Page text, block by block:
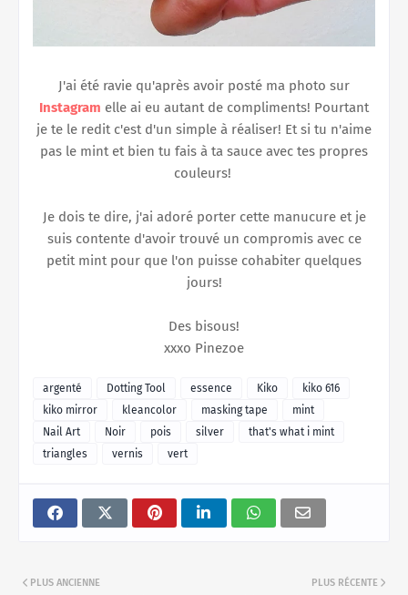
J'ai été ravie qu'après avoir posté ma photo sur
Instagram elle ai eu autant de compliments! Pourtant
je te le redit c'est d'un simple à réaliser! Et si tu n'aime
pas le mint et bien tu fais à ta sauce avec tes propres
couleurs!
Je dois te dire, j'ai adoré porter cette manucure et je
suis contente d'avoir trouvé un compromis avec ce
petit mint pour que l'on puisse cohabiter quelques
jours!
Des bisous!
xxxo Pinezoe
argenté Dotting Tool essence Kiko
kiko 616
kiko mirror
kleancolor masking tape
mint
Nail Art
Noir pois silver
that's what i mint
triangles
vernis vert
PLUS RÉCENTE
PLUS ANCIENNE